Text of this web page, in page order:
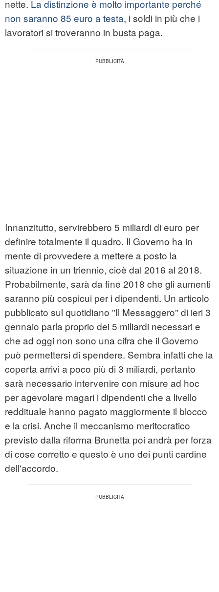
nette. La distinzione è molto importante perché
non saranno 85 euro a testa, i soldi in più che i
lavoratori si troveranno in busta paga.
Innanzitutto, servirebbero 5 miliardi di euro per
definire totalmente il quadro. Il Governo ha in
mente di provvedere a mettere a posto la
situazione in un triennio, cioè dal 2016 al 2018.
Probabilmente, sarà da fine 2018 che gli aumenti
saranno più cospicui per i dipendenti. Un articolo
pubblicato sul quotidiano "Il Messaggero" di ieri 3
gennaio parla proprio dei 5 miliardi necessari e
che ad oggi non sono una cifra che il Governo
può permettersi di spendere. Sembra infatti che la
coperta arrivi a poco più di 3 miliardi, pertanto
sarà necessario intervenire con misure ad hoc
per agevolare magari i dipendenti che a livello
reddituale hanno pagato maggiormente il blocco
e la crisi. Anche il meccanismo meritocratico
previsto dalla riforma Brunetta poi andrà per forza
di cose corretto e questo è uno dei punti cardine
dell'accordo.